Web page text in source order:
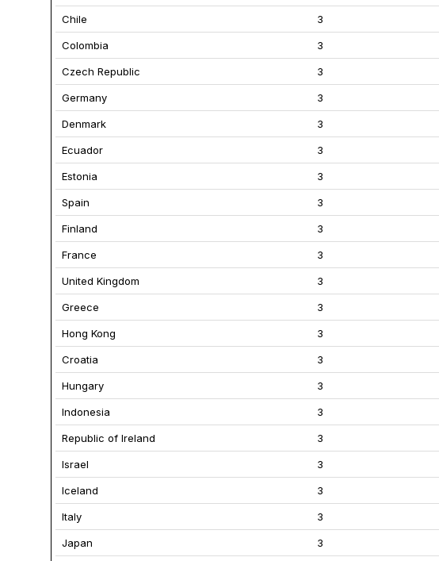
Chile 3
Colombia 3
Czech Republic 3
Germany 3
Denmark 3
Ecuador 3
Estonia 3
Spain 3
Finland 3
France 3
United Kingdom 3
Greece 3
Hong Kong 3
Croatia 3
Hungary 3
Indonesia 3
Republic of Ireland 3
Israel 3
Iceland 3
Italy 3
Japan 3